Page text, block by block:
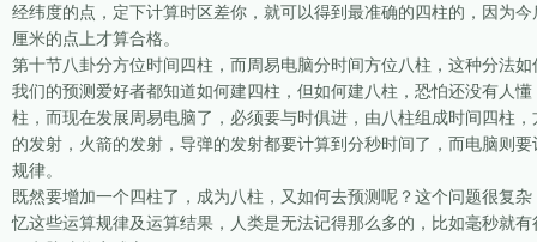
经纬度的点，定下计算时区差你，就可以得到最准确的四柱的，因为
厘米的点上才算合格。
第十节八卦分方位时间四柱，而周易电脑分时间方位八柱，这种分法如
我们的预测爱好者都知道如何建四柱，但如何建八柱，恐怕还没有人
柱，而现在发展周易电脑了，必须要与时俱进，由八柱组成时间四柱
的发射，火箭的发射，导弹的发射都要计算到分秒时间了，而电脑则
规律。
既然要增加一个四柱了，成为八柱，又如何去预测呢？这个问题很复
忆这些运算规律及运算结果，人类是无法记得那么多的，比如毫秒就